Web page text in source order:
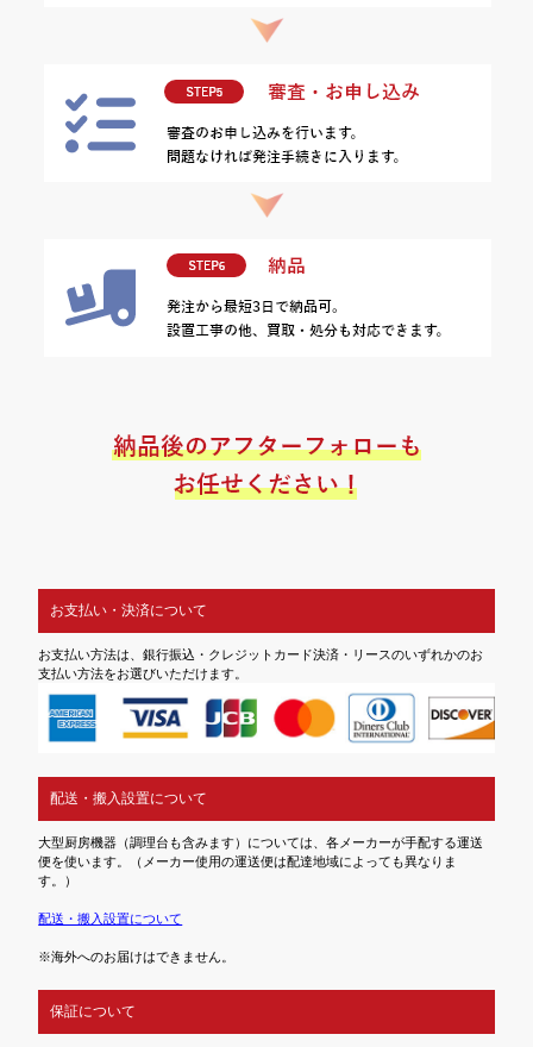
お支払い・決済について
お支払い方法は、銀行振込・クレジットカード決済・リースのいずれかのお
支払い方法をお選びいただけます。
配送・搬入設置について
大型厨房機器（調理台も含みます）については、各メーカーが手配する運送
便を使います。（メーカー使用の運送便は配達地域によっても異なりま
す。）
配送・搬入設置について
※海外へのお届けはできません。
保証について